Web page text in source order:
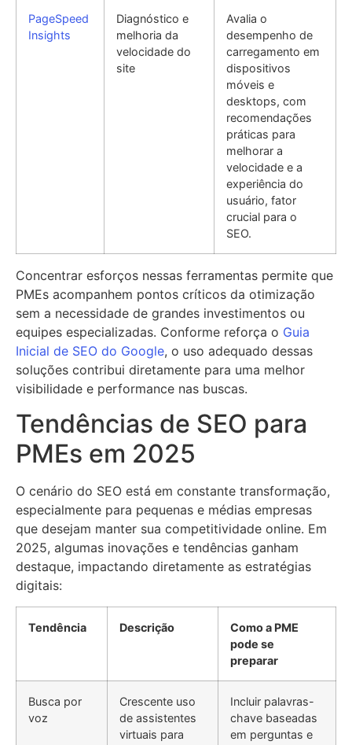
PageSpeed
Insights
Diagnóstico e
melhoria da
velocidade do
site
Avalia o
desempenho de
carregamento em
dispositivos
móveis e
desktops, com
recomendações
práticas para
melhorar a
velocidade e a
experiência do
usuário, fator
crucial para o
SEO.
Concentrar esforços nessas ferramentas permite que
PMEs acompanhem pontos críticos da otimização
sem a necessidade de grandes investimentos ou
equipes especializadas. Conforme reforça o Guia
Inicial de SEO do Google, o uso adequado dessas
soluções contribui diretamente para uma melhor
visibilidade e performance nas buscas.
Tendências de SEO para
PMEs em 2025
O cenário do SEO está em constante transformação,
especialmente para pequenas e médias empresas
que desejam manter sua competitividade online. Em
2025, algumas inovações e tendências ganham
destaque, impactando diretamente as estratégias
digitais:
Tendência Descrição
Como a PME
pode se
preparar
Busca por
voz
Crescente uso
de assistentes
virtuais para
Incluir palavras-
chave baseadas
em perguntas e